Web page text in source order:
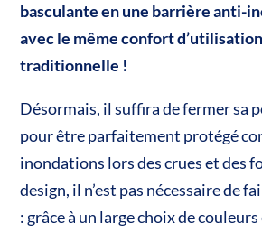
basculante en une barrière anti-
avec le même confort
traditionnelle !
Désormais, il suffira de fermer sa
pour être parfaitement protégé
inondations lors des crues et des
design, il n’est pas nécessaire de
: grâce à un large choix de